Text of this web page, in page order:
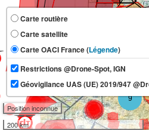
9
Carte routière
Carte satellite
Carte OACI France (Légende)
Restrictions @Drone-Spot, IGN
Géovigilance UAS (UE) 2019/947
Position inconnue
200 km